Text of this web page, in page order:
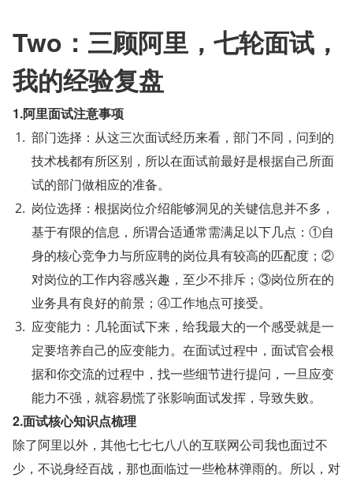
Two：三顾阿里，七轮面试，
我的经验复盘
1.阿里面试注意事项
部门选择：从这三次面试经历来看，部门不同，问到的
技术栈都有所区别，所以在面试前最好是根据自己所面
试的部门做相应的准备。
岗位选择：根据岗位介绍能够洞见的关键信息并不多，
基于有限的信息，所谓合适通常需满足以下几点：①自
身的核心竞争力与所应聘的岗位具有较高的匹配度；②
对岗位的工作内容感兴趣，至少不排斥；③岗位所在的
业务具有良好的前景；④工作地点可接受。
应变能力：几轮面试下来，给我最大的一个感受就是一
定要培养自己的应变能力。在面试过程中，面试官会根
据和你交流的过程中，找一些细节进行提问，一旦应变
能力不强，就容易慌了张影响面试发挥，导致失败。
2.面试核心知识点梳理
除了阿里以外，其他七七七八八的互联网公司我也面过不
少，不说身经百战，那也面临过一些枪林弹雨的。所以，对